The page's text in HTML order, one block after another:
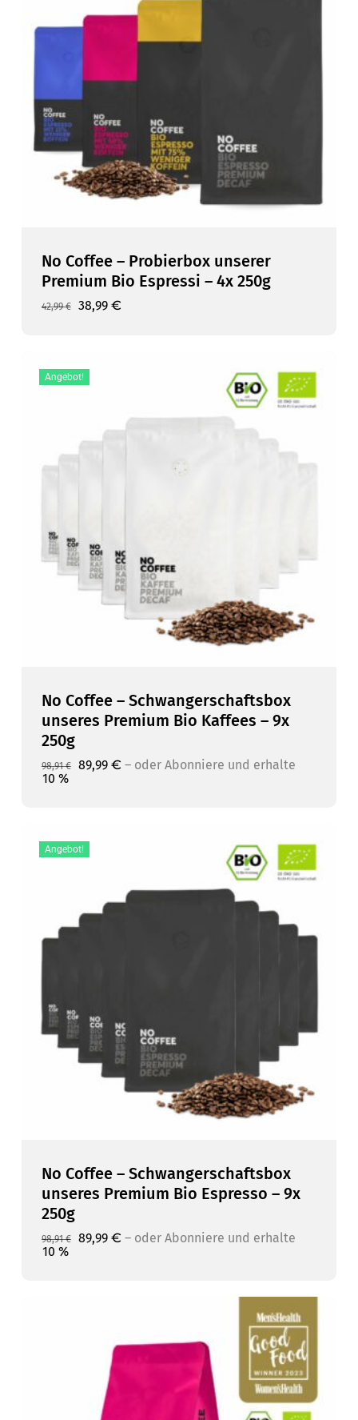
No Coffee – Probierbox unserer
Premium Bio Espressi – 4x 250g
42,99€
Ursprünglicher
Preis
38,99 €Aktueller
Angebot!
No Coffee – Schwangerschaftsbox
unseres Premium Bio Kaffees – 9x
250g
98,91€
Ursprünglicher
89,99 €Aktueller
–oder Abonniere und erhalte
10 %
Angebot!
No Coffee – Schwangerschaftsbox
unseres Premium Bio Espresso – 9x
250g
98,91€
Ursprünglicher
Preis
89,99 €Aktueller
–oder Abonniere und erhalte
10 %